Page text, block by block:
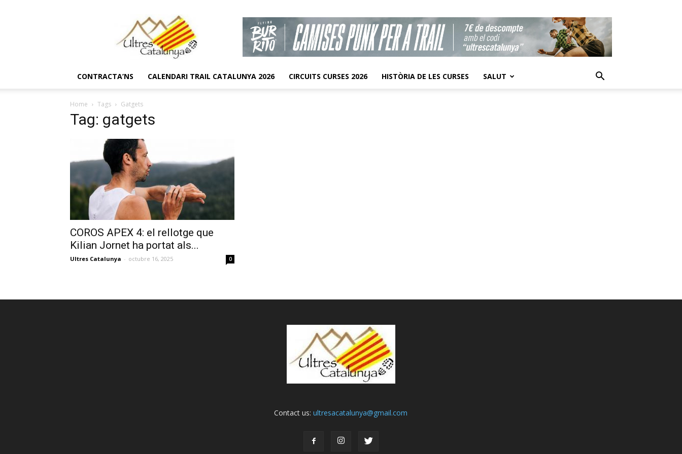
CONTRACTA’NS CALENDARI TRAIL CATALUNYA 2026 CIRCUITS CURSES 2026 HISTÒRIA DE LES CURSES SALUT
Home Tags Gatgets
Tag: gatgets
COROS APEX 4: el rellotge que
Kilian Jornet ha portat als...
Ultres Catalunya - octubre 16, 2025 0
Contact us:ultresacatalunya@gmail.com